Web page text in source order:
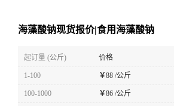
海藻酸钠现货报价|食用海藻酸钠
起订量 (公斤) 价格
1-100 ￥88 /公斤
100-1000 ￥86 /公斤